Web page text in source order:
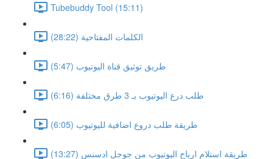
Tubebuddy Tool (15:11)
الكلمات المفتاحية (28:22)
طريق توثيق قناة اليوتيوب (5:47)
طلب درع اليوتيوب بـ 3 طرق مختلفة (6:16)
طريقة طلب دروع اضافية لليوتيوب (6:05)
طريقة استلام ارباح اليوتيوب من جوجل ادسنس (13:27)